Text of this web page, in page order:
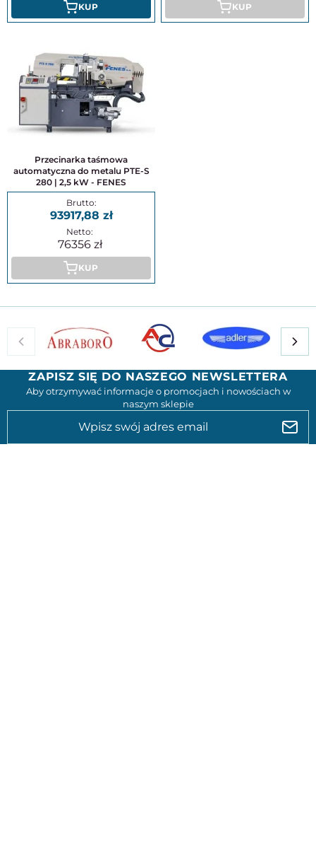
KUP KUP
Przecinarka taśmowa
automatyczna do metalu PTE-S
280 | 2,5 kW - FENES
93917,88
76356
KUP
ZAPISZ SIĘ DO NASZEGO NEWSLETTERA
Aby otrzymywać informacje o promocjach i nowościach w
naszym sklepie